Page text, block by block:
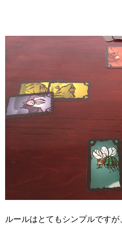
ルールはとてもシンプルです